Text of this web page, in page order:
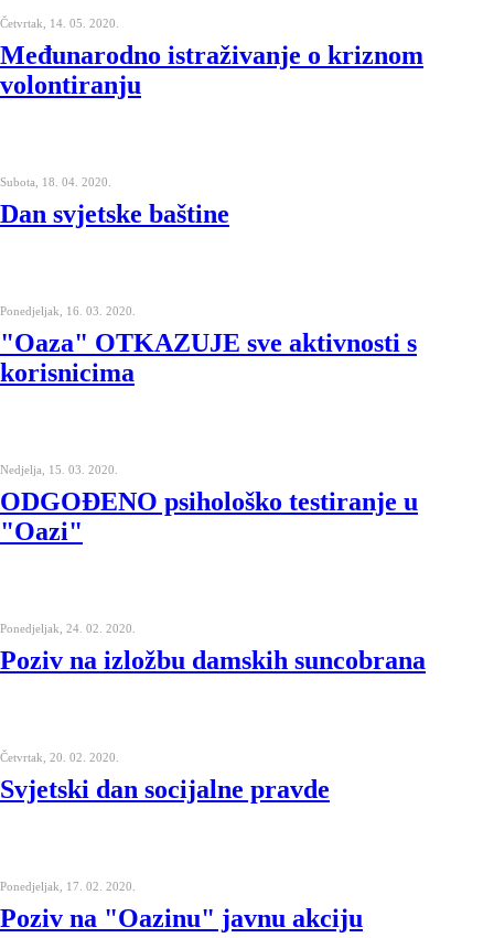
Četvrtak, 14. 05. 2020.
Međunarodno istraživanje o kriznom
volontiranju
Subota, 18. 04. 2020.
Dan svjetske baštine
Ponedjeljak, 16. 03. 2020.
"Oaza" OTKAZUJE sve aktivnosti s
korisnicima
Nedjelja, 15. 03. 2020.
ODGOĐENO psihološko testiranje u
"Oazi"
Ponedjeljak, 24. 02. 2020.
Poziv na izložbu damskih suncobrana
Četvrtak, 20. 02. 2020.
Svjetski dan socijalne pravde
Ponedjeljak, 17. 02. 2020.
Poziv na "Oazinu" javnu akciju